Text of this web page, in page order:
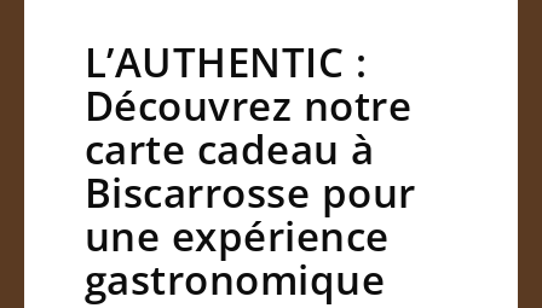
L’AUTHENTIC :
Découvrez notre
carte cadeau à
Biscarrosse pour
une expérience
gastronomique